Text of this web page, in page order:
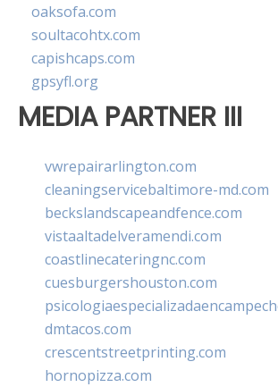
oaksofa.com
soultacohtx.com
capishcaps.com
gpsyfl.org
MEDIA PARTNER III
vwrepairarlington.com
cleaningservicebaltimore-md.com
beckslandscapeandfence.com
vistaaltadelveramendi.com
coastlinecateringnc.com
cuesburgershouston.com
dmtacos.com
crescentstreetprinting.com
hornopizza.com